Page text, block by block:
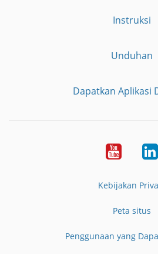
Instruksi
Unduhan
Dapatkan Aplikasi
YouTube
Kebijakan
Peta situs
Penggunaan yang